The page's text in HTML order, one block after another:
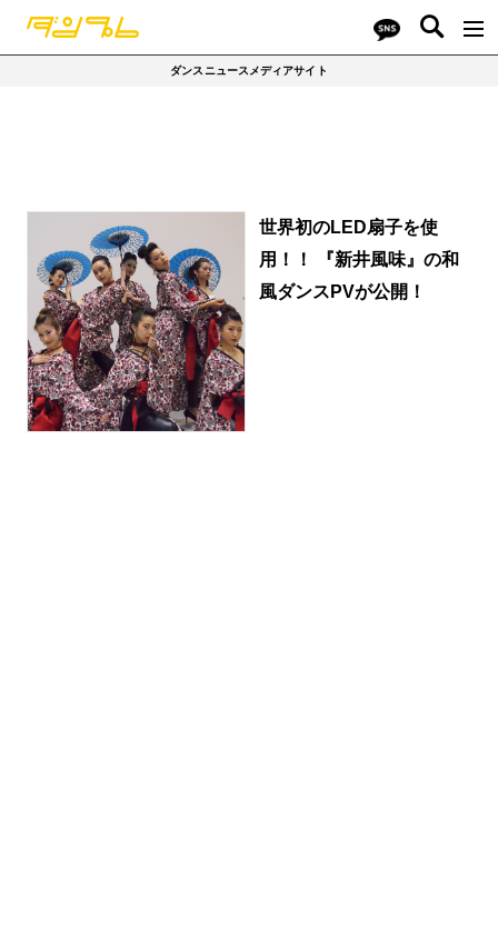
ダンスニュースメディアサイト
世界初のLED扇子を使
用！！ 『新井風味』の和
風ダンスPVが公開！